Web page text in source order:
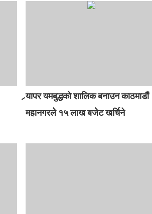
र्‍यापर यमबुद्धको शालिक बनाउन काठमाडौं
महानगरले १५ लाख बजेट खर्चिने